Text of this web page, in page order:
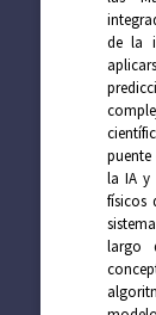
de la
la IA y
físicos
largo